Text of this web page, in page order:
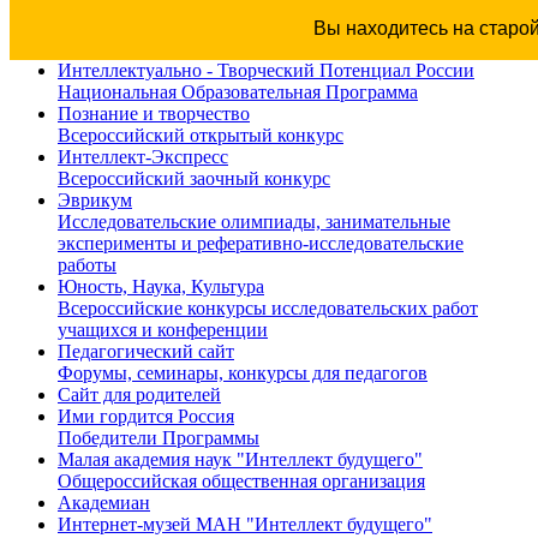
Вы находитесь на
Интеллектуально - Творческий Потенциал России
Национальная Образовательная Программа
Познание и творчество
Всероссийский открытый конкурс
Интеллект-Экспресс
Всероссийский заочный конкурс
Эврикум
Исследовательские олимпиады, занимательные
эксперименты и реферативно-исследовательские
работы
Юность, Наука, Культура
Всероссийские конкурсы исследовательских работ
учащихся и конференции
Педагогический сайт
Форумы, семинары, конкурсы для педагогов
Сайт для родителей
Ими гордится Россия
Победители Программы
Малая академия наук "Интеллект будущего"
Общероссийская общественная организация
Академиан
Интернет-музей МАН "Интеллект будущего"